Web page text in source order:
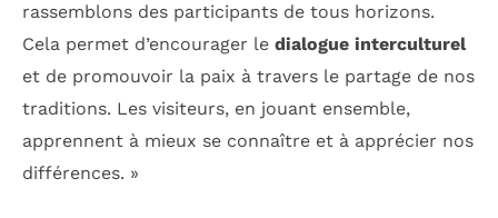
rassemblons des participants de tous horizons.
Cela permet d’encourager le dialogue interculturel
et de promouvoir la paix à travers le partage de nos
traditions. Les visiteurs, en jouant ensemble,
apprennent à mieux se connaître et à apprécier nos
différences. »